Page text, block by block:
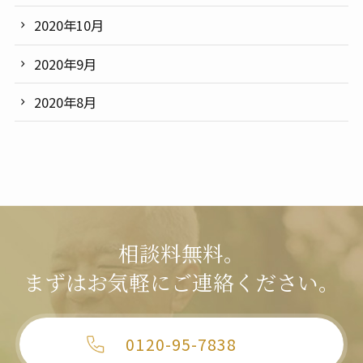
2020年10月
2020年9月
2020年8月
相談料無料。
まずはお気軽にご連絡ください。
0120-95-7838